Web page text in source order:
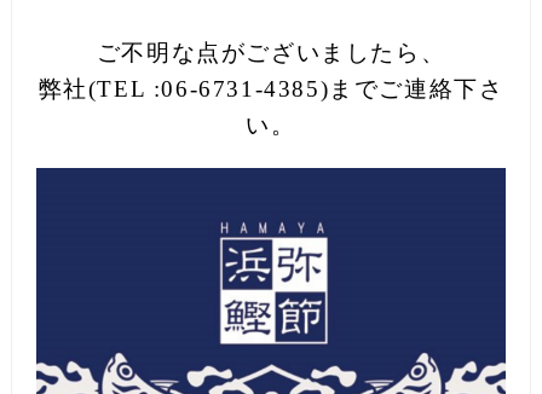
ご不明な点がございましたら、
弊社(TEL :06-6731-4385)までご連絡下さ
い。